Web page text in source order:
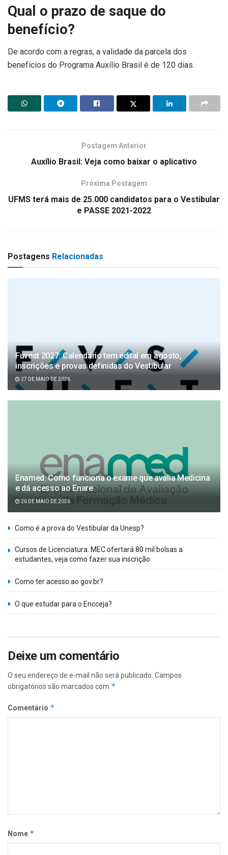
Qual o prazo de saque do
benefício?
De acordo com a regras, a validade da parcela dos
benefícios do Programa Auxílio Brasil é de 120 dias.
Postagem Anterior
Auxílio Brasil: Veja como baixar o aplicativo
Próxima Postagem
UFMS terá mais de 25.000 candidatos para o Vestibular
e PASSE 2021-2022
Postagens Relacionadas
Fuvest 2027: Calendário tem edital em agosto,
inscrições e provas definidas do Vestibular
27 DE MAIO DE 2026
Enamed: Como funciona o exame que avalia Medicina
e dá acesso ao Enare
26 DE MAIO DE 2026
Como é a prova do Vestibular da Unesp?
Cursos de Licenciatura: MEC ofertará 80 mil bolsas a
estudantes, veja como fazer sua inscrição
Como ter acesso ao gov.br?
O que estudar para o Encceja?
Deixe um comentário
O seu endereço de e-mail não será publicado. Campos
obrigatórios são marcados com *
Comentário *
Nome *